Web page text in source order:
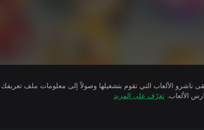
الألعاب. تعرّف على المزيد